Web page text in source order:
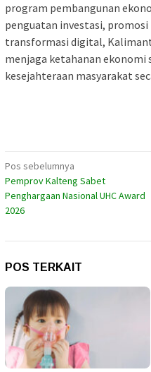
program pembangunan
penguatan investasi,
transformasi digital,
menjaga ketahanan ekonomi
kesejahteraan masyarakat
Navigasi
pos
Pos sebelumnya
Pemprov Kalteng Sabet
Penghargaan Nasional UHC Award
2026
POS TERKAIT